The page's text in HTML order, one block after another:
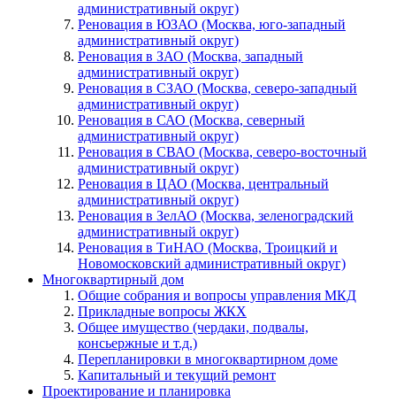
административный округ)
Реновация в ЮЗАО (Москва, юго-западный
административный округ)
Реновация в ЗАО (Москва, западный
административный округ)
Реновация в СЗАО (Москва, северо-западный
административный округ)
Реновация в САО (Москва, северный
административный округ)
Реновация в СВАО (Москва, северо-восточный
административный округ)
Реновация в ЦАО (Москва, центральный
административный округ)
Реновация в ЗелАО (Москва, зеленоградский
административный округ)
Реновация в ТиНАО (Москва, Троицкий и
Новомосковский административный округ)
Многоквартирный дом
Общие собрания и вопросы управления МКД
Прикладные вопросы ЖКХ
Общее имущество (чердаки, подвалы,
консьержные и т.д.)
Перепланировки в многоквартирном доме
Капитальный и текущий ремонт
Проектирование и планировка